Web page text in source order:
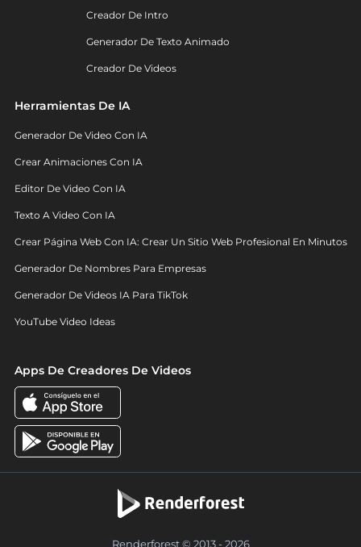
Creador De Intro
Generador De Texto Animado
Creador De Videos
Herramientas De IA
Generador De Video Con IA
Crear Animaciones Con IA
Editor De Video Con IA
Texto A Video Con IA
Crear Página Web Con IA: Crear Un Sitio Web Profesional En Minutos
Generador De Nombres Para Empresas
Generador De Videos IA Para TikTok
YouTube Video Ideas
Apps De Creadores De Videos
Renderforest © 2013 - 2026